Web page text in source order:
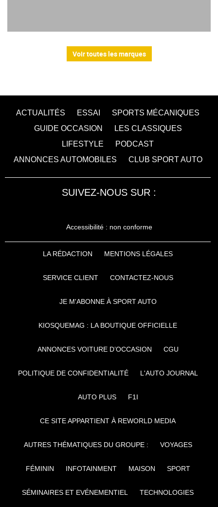
Voir toutes les marques
ACTUALITÉS ESSAI
SPORTS MÉCANIQUES
GUIDE OCCASION
LES CLASSIQUES
LIFESTYLE
PODCAST
ANNONCES AUTOMOBILES
CLUB SPORT AUTO
SUIVEZ-NOUS SUR :
Accessibilité : non conforme
LA RÉDACTION MENTIONS LÉGALES
SERVICE CLIENT CONTACTEZ-NOUS
JE M'ABONNE À SPORT AUTO
KIOSQUEMAG : LA BOUTIQUE OFFICIELLE
ANNONCES VOITURE D’OCCASION CGU
POLITIQUE DE CONFIDENTIALITÉ L'AUTO JOURNAL
AUTO PLUS F1I
CE SITE APPARTIENT À REWORLD MEDIA
AUTRES THÉMATIQUES DU GROUPE : VOYAGES
FÉMININ INFOTAINMENT MAISON SPORT
SÉMINAIRES ET EVÉNEMENTIEL TECHNOLOGIES